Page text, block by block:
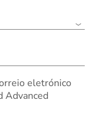
eletrónico
Advanced